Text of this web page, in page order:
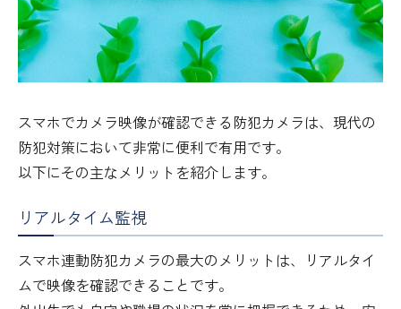
スマホでカメラ映像が確認できる防犯カメラは、現代の
防犯対策において非常に便利で有用です。
以下にその主なメリットを紹介します。
リアルタイム監視
スマホ連動防犯カメラの最大のメリットは、リアルタイ
ムで映像を確認できることです。